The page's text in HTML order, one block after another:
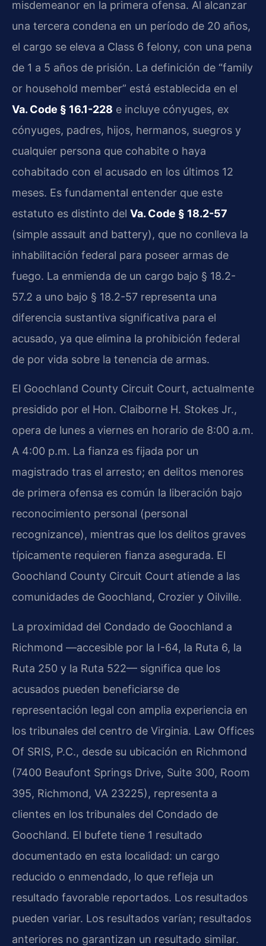
misdemeanor en la primera ofensa. Al alcanzar
una tercera condena en un período de 20 años,
el cargo se eleva a Class 6 felony, con una pena
de 1 a 5 años de prisión. La definición de “family
or household member” está establecida en el
Va. Code § 16.1-228 e incluye cónyuges, ex
cónyuges, padres, hijos, hermanos, suegros y
cualquier persona que cohabite o haya
cohabitado con el acusado en los últimos 12
meses. Es fundamental entender que este
estatuto es distinto del Va. Code § 18.2-57
(simple assault and battery), que no conlleva la
inhabilitación federal para poseer armas de
fuego. La enmienda de un cargo bajo § 18.2-
57.2 a uno bajo § 18.2-57 representa una
diferencia sustantiva significativa para el
acusado, ya que elimina la prohibición federal
de por vida sobre la tenencia de armas.
El Goochland County Circuit Court, actualmente
presidido por el Hon. Claiborne H. Stokes Jr.,
opera de lunes a viernes en horario de 8:00 a.m.
A 4:00 p.m. La fianza es fijada por un
magistrado tras el arresto; en delitos menores
de primera ofensa es común la liberación bajo
reconocimiento personal (personal
recognizance), mientras que los delitos graves
típicamente requieren fianza asegurada. El
Goochland County Circuit Court atiende a las
comunidades de Goochland, Crozier y Oilville.
La proximidad del Condado de Goochland a
Richmond —accesible por la I-64, la Ruta 6, la
Ruta 250 y la Ruta 522— significa que los
acusados pueden beneficiarse de
representación legal con amplia experiencia en
los tribunales del centro de Virginia. Law Offices
Of SRIS, P.C., desde su ubicación en Richmond
(7400 Beaufont Springs Drive, Suite 300, Room
395, Richmond, VA 23225), representa a
clientes en los tribunales del Condado de
Goochland. El bufete tiene 1 resultado
documentado en esta localidad: un cargo
reducido o enmendado, lo que refleja un
resultado favorable reportados. Los resultados
pueden variar. Los resultados varían; resultados
anteriores no garantizan un resultado similar.